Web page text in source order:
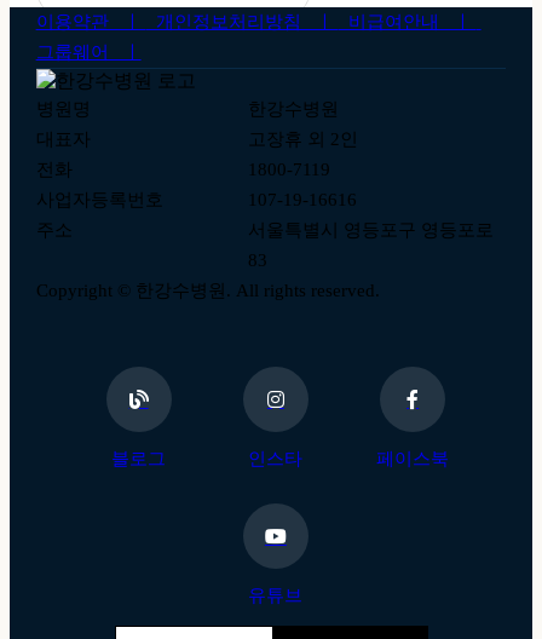
이용약관 ㅣ 개인정보처리방침 ㅣ
비급여안내 ㅣ
그룹웨어 ㅣ
병원명
한강수병원
대표자
고장휴 외 2인
전화
1800-7119
사업자등록번호
107-19-16616
주소
서울특별시 영등포구 영등포로
83
Copyright © 한강수병원. All rights reserved.
블로그 인스타 페이스북
유튜브